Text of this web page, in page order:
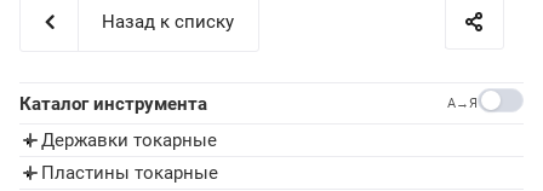
Назад к списку
Каталог инструмента A→Я
▸ Державки токарные
▸ Пластины токарные